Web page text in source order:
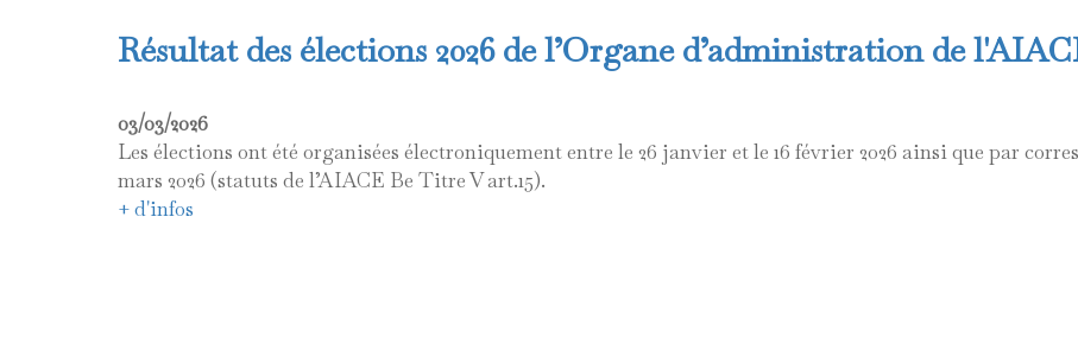
Résultat des élections 2026 de l’Organe d’administration de
03/03/2026
Les élections ont été organisées électroniquement entre le 26 janvier et le 16 février 2026 ainsi que par
mars 2026 (statuts de l’AIACE Be Titre V art.15).
+ d'infos